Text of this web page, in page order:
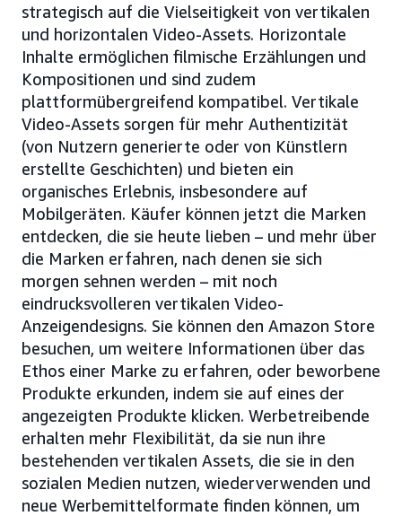
strategisch auf die Vielseitigkeit von vertikalen
und horizontalen Video-Assets. Horizontale
Inhalte ermöglichen filmische Erzählungen und
Kompositionen und sind zudem
plattformübergreifend kompatibel. Vertikale
Video-Assets sorgen für mehr Authentizität
(von Nutzern generierte oder von Künstlern
erstellte Geschichten) und bieten ein
organisches Erlebnis, insbesondere auf
Mobilgeräten. Käufer können jetzt die Marken
entdecken, die sie heute lieben – und mehr über
die Marken erfahren, nach denen sie sich
morgen sehnen werden – mit noch
eindrucksvolleren vertikalen Video-
Anzeigendesigns. Sie können den Amazon Store
besuchen, um weitere Informationen über das
Ethos einer Marke zu erfahren, oder beworbene
Produkte erkunden, indem sie auf eines der
angezeigten Produkte klicken. Werbetreibende
erhalten mehr Flexibilität, da sie nun ihre
bestehenden vertikalen Assets, die sie in den
sozialen Medien nutzen, wiederverwenden und
neue Werbemittelformate finden können, um